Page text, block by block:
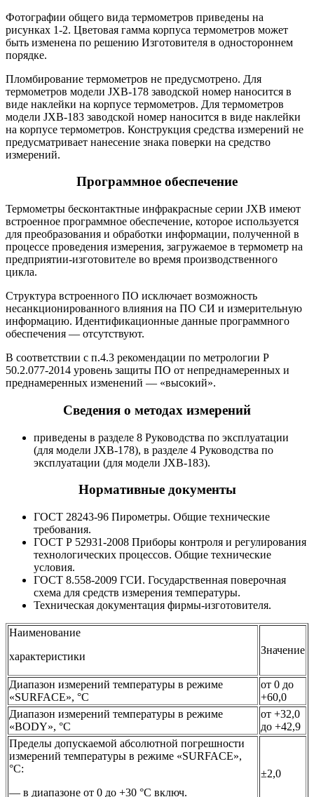
Фотографии общего вида термометров приведены на
рисунках 1-2. Цветовая гамма корпуса термометров может
быть изменена по решению Изготовителя в одностороннем
порядке.
Пломбирование термометров не предусмотрено. Для
термометров модели JXB-178 заводской номер наносится в
виде наклейки на корпусе термометров. Для термометров
модели JXB-183 заводской номер наносится в виде наклейки
на корпусе термометров. Конструкция средства измерений не
предусматривает нанесение знака поверки на средство
измерений.
Программное обеспечение
Термометры бесконтактные инфракрасные серии JXB имеют
встроенное программное обеспечение, которое используется
для преобразования и обработки информации, полученной в
процессе проведения измерения, загружаемое в термометр на
предприятии-изготовителе во время производственного
цикла.
Структура встроенного ПО исключает возможность
несанкционированного влияния на ПО СИ и измерительную
информацию. Идентификационные данные программного
обеспечения — отсутствуют.
В соответствии с п.4.3 рекомендации по метрологии Р
50.2.077-2014 уровень защиты ПО от непреднамеренных и
преднамеренных изменений — «высокий».
Сведения о методах измерений
приведены в разделе 8 Руководства по эксплуатации
(для модели JXB-178), в разделе 4 Руководства по
эксплуатации (для модели JXB-183).
Нормативные документы
ГОСТ 28243-96 Пирометры. Общие технические
требования.
ГОСТ Р 52931-2008 Приборы контроля и регулирования
технологических процессов. Общие технические
условия.
ГОСТ 8.558-2009 ГСИ. Государственная поверочная
схема для средств измерения температуры.
Техническая документация фирмы-изготовителя.
Наименование
характеристики
Значение
Диапазон измерений температуры в режиме
«SURFACE», °C
от 0 до
+60,0
Диапазон измерений температуры в режиме
«BODY», °C
от +32,0
до +42,9
Пределы допускаемой абсолютной погрешности
измерений температуры в режиме «SURFACE»,
°C:
— в диапазоне от 0 до +30 °C включ.
±2,0